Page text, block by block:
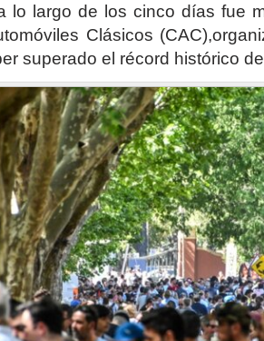
lo largo de los cinco días fue
Clásicos
superado el récord histórico